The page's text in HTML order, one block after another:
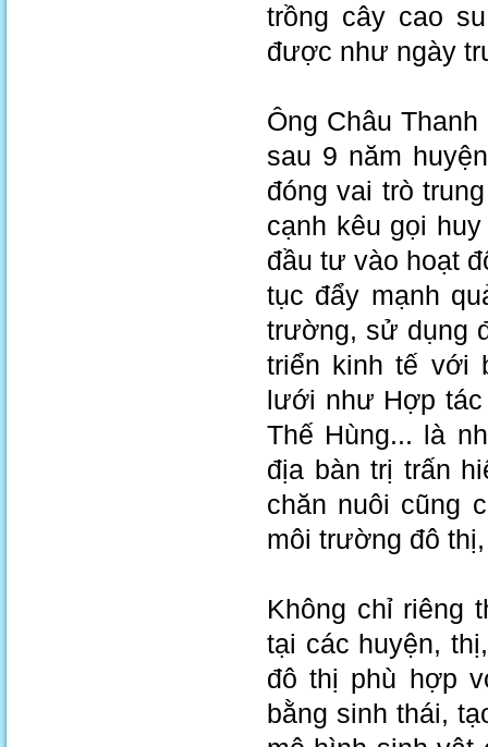
trồng cây cao
được như ngày
Ông Châu
sau 9 năm
đóng vai trò
cạnh kêu gọi
đầu tư vào hoạt
tục đẩy mạnh
trường, sử dụng
triển kinh tế với
lưới như Hợp tác
Thế Hùng... là
địa bàn trị trấn
chăn nuôi cũng
môi trường đô
Không chỉ riêng
tại các huyện,
đô thị phù hợp
bằng sinh thái,